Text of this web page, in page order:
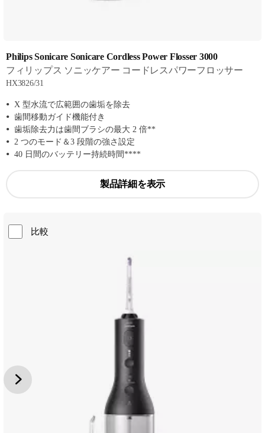
Philips Sonicare Sonicare Cordless Power Flosser 3000
フィリップス ソニッケアー コードレスパワーフロッサー
HX3826/31
X 型水流で広範囲の歯垢を除去
歯間移動ガイド機能付き
歯垢除去力は歯間ブラシの最大 2 倍**
2 つのモード＆3 段階の強さ設定
40 日間のバッテリー持続時間****
製品詳細を表示
比較